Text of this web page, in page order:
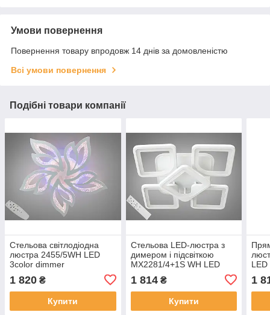
Умови повернення
Повернення товару впродовж 14 днів за домовленістю
Всі умови повернення
Подібні товари компанії
Стельова світлодіодна
люстра 2455/5WH LED
3color dimmer
1 820 ₴
Купити
Стельова LED-люстра з
димером і підсвіткою
MX2281/4+1S WH LED
1 814₴
Купити
1